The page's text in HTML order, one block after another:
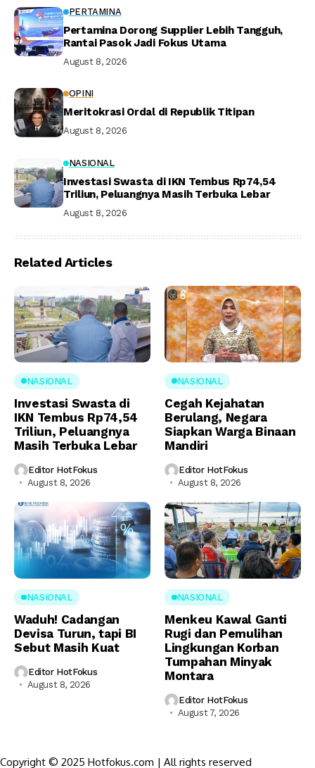
PERTAMINA
Pertamina Dorong Supplier Lebih Tangguh,
Rantai Pasok Jadi Fokus Utama
August 8, 2026
OPINI
Meritokrasi Ordal di Republik Titipan
August 8, 2026
NASIONAL
Investasi Swasta di IKN Tembus Rp74,54
Triliun, Peluangnya Masih Terbuka Lebar
August 8, 2026
Related Articles
NASIONAL
Investasi Swasta di
IKN Tembus Rp74,54
Triliun, Peluangnya
Masih Terbuka Lebar
Editor HotFokus
August 8, 2026
NASIONAL
Cegah Kejahatan
Berulang, Negara
Siapkan Warga Binaan
Mandiri
Editor HotFokus
August 8, 2026
NASIONAL
Waduh! Cadangan
Devisa Turun, tapi BI
Sebut Masih Kuat
Editor HotFokus
August 8, 2026
NASIONAL
Menkeu Kawal Ganti
Rugi dan Pemulihan
Lingkungan Korban
Tumpahan Minyak
Montara
Editor HotFokus
August 7, 2026
Copyright © 2025 Hotfokus.com | All rights reserved